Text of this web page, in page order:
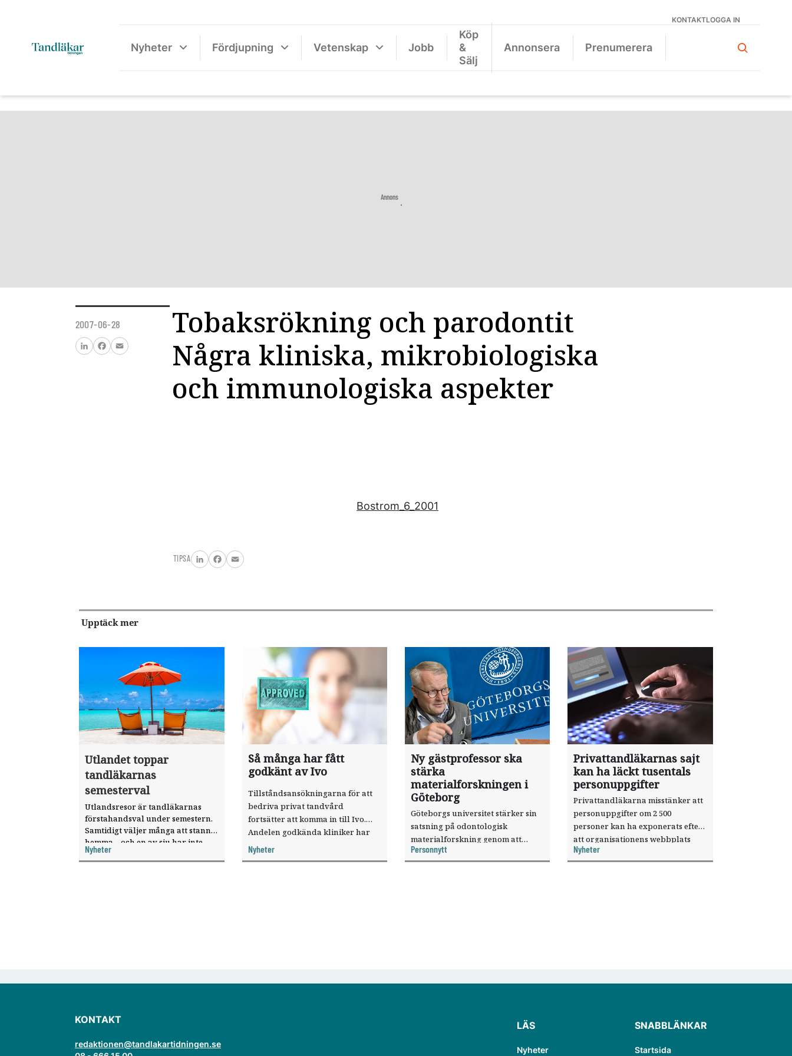
KONTAKTLOGGA IN
Nyheter Fördjupning Vetenskap Jobb
Köp
&
Sälj
Annonsera Prenumerera
Annons
2007-06-28
FacebookEmail
Tobaksrökning och parodontit
Några kliniska, mikrobiologiska
och immunologiska aspekter
Bostrom_6_2001
TIPSA
LinkedInFacebook
Email
Upptäck mer
Utlandet toppar
tandläkarnas
semesterval
Utlandsresor är tandläkarnas
förstahandsval under semestern.
Samtidigt väljer många att stanna
hemma – och en av sju har inte
haft någon sommarledighet alls,
enligt "månadens fråga".
Nyheter
Så många har fått
godkänt av Ivo
Tillståndsansökningarna för att
bedriva privat tandvård
fortsätter att komma in till Ivo.
Andelen godkända kliniker har
ökat, visar nya siffror.
Nyheter
Ny gästprofessor ska
stärka
materialforskningen i
Göteborg
Göteborgs universitet stärker sin
satsning på odontologisk
materialforskning genom att
knyta forskaren Pekka Vallittu till
verksamheten som gästprofessor.
Personnytt
Privattandläkarnas sajt
kan ha läckt tusentals
personuppgifter
Privattandläkarna misstänker att
personuppgifter om 2 500
personer kan ha exponerats efter
att organisationens webbplats
utnyttjats genom en sårbarhet i ett
publiceringsverktyg.
Nyheter
KONTAKT
redaktionen@tandlakartidningen.se
LÄS
Nyheter
SNABBLÄNKAR
Startsida